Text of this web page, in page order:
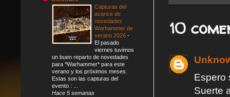
10
Espero
Suerte
Capturas del
avance de
novedades
Warhammer de
verano 2026 -
El pasado
viernes tuvimos
un buen reparto de novedades
para *Warhammer* para este
verano y los próximos meses.
Estas son las capturas del
evento : ...
Hace 5 semanas